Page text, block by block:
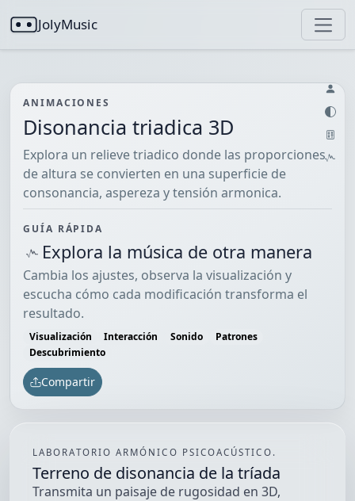
JolyMusic
ANIMACIONES
Disonancia triadica 3D
Explora un relieve triadico donde las proporciones
de altura se convierten en una superficie de
consonancia, aspereza y tensión armonica.
GUÍA RÁPIDA
Explora la música de otra manera
Cambia los ajustes, observa la visualización y
escucha cómo cada modificación transforma el
resultado.
Visualización Interacción Sonido
Patrones
Descubrimiento
Compartir
LABORATORIO ARMÓNICO PSICOACÚSTICO.
Terreno de disonancia de la tríada
Transmita un paisaje de rugosidad en 3D,